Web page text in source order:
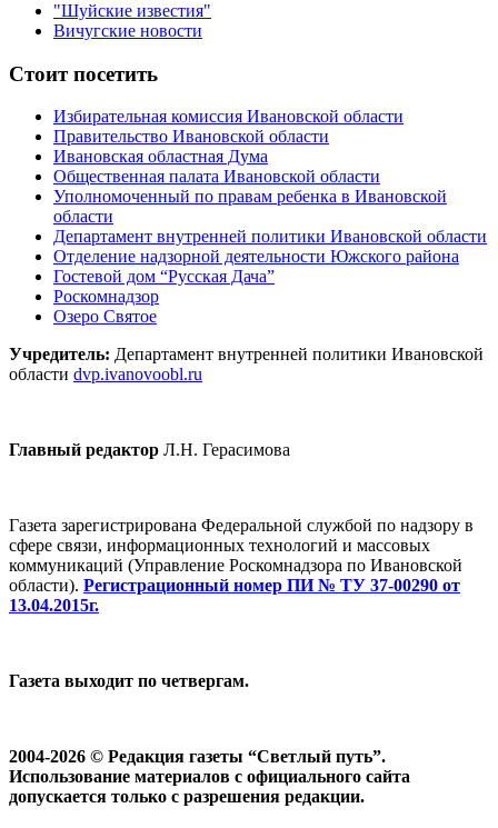
"Шуйские известия"
Вичугские новости
Стоит посетить
Избирательная комиссия Ивановской области
Правительство Ивановской области
Ивановская областная Дума
Общественная палата Ивановской области
Уполномоченный по правам ребенка в Ивановской
области
Департамент внутренней политики Ивановской области
Отделение надзорной деятельности Южского района
Гостевой дом “Русская Дача”
Роскомнадзор
Озеро Святое
Учредитель: Департамент внутренней политики Ивановской
области dvp.ivanovoobl.ru
Главный редактор Л.Н. Герасимова
Газета зарегистрирована Федеральной службой по надзору в
сфере связи, информационных технологий и массовых
коммуникаций (Управление Роскомнадзора по Ивановской
области). Регистрационный номер ПИ № ТУ 37-00290 от
13.04.2015г.
Газета выходит по четвергам.
2004-2026 © Редакция газеты “Светлый путь”.
Использование материалов с официального сайта
допускается только с разрешения редакции.